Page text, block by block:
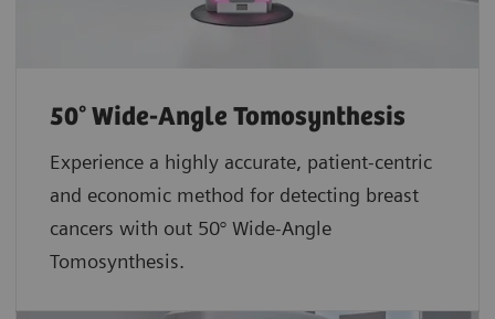
50° Wide-Angle Tomosynthesis
Experience a highly accurate, patient-centric
and economic method for detecting breast
cancers with out 50° Wide-Angle
Tomosynthesis.